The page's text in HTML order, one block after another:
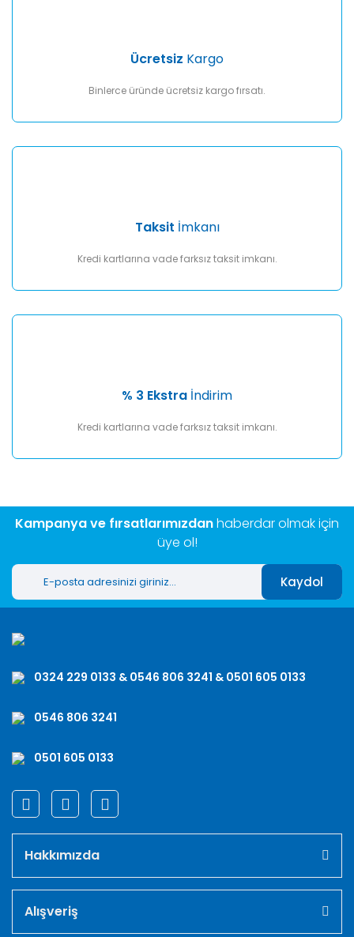
Ücretsiz Kargo
Binlerce üründe ücretsiz kargo fırsatı.
Taksit İmkanı
Kredi kartlarına vade farksız taksit imkanı.
% 3 Ekstra İndirim
Kredi kartlarına vade farksız taksit imkanı.
Kampanya ve fırsatlarımızdanhaberdar olmak için
üye ol!
Kaydol
0324 229 0133 & 0546 806 3241 & 0501 605 0133
0546 806 3241
0501 605 0133
Hakkımızda
Alışveriş